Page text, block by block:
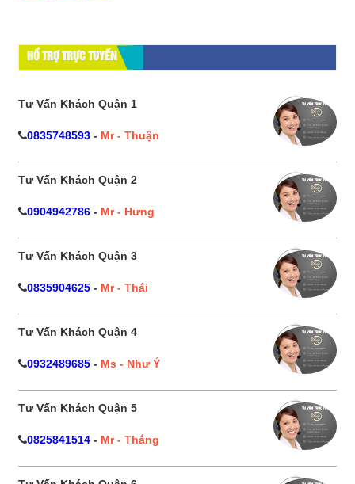
HỔ TRỢ TRỰC TUYẾN
Tư Vấn Khách Quận 1
0835748593 - Mr - Thuận
Tư Vấn Khách Quận 2
0904942786 - Mr - Hưng
Tư Vấn Khách Quận 3
0835904625 - Mr - Thái
Tư Vấn Khách Quận 4
0932489685 - Ms - Như Ý
Tư Vấn Khách Quận 5
0825841514 - Mr - Thắng